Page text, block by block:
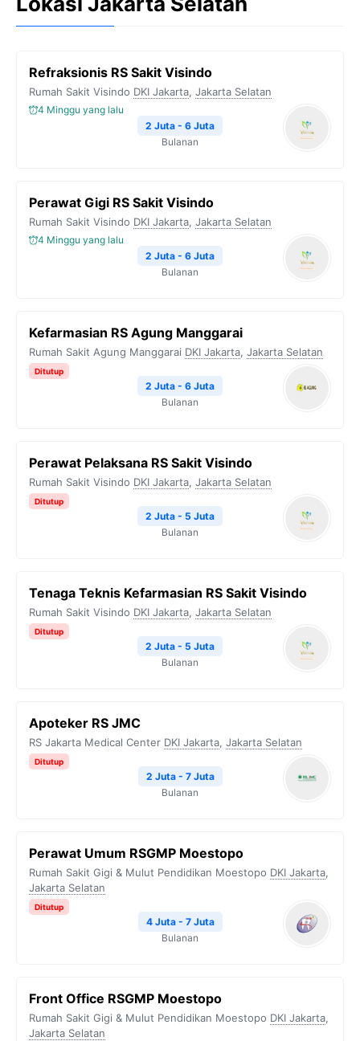
Refraksionis RS Sakit Visindo
Rumah Sakit Visindo DKI Jakarta, Jakarta Selatan
4 Minggu yang lalu
2 Juta - 6 Juta
Bulanan
Perawat Gigi RS Sakit Visindo
Rumah Sakit Visindo DKI Jakarta, Jakarta Selatan
4 Minggu yang lalu
2 Juta - 6 Juta
Bulanan
Kefarmasian RS Agung Manggarai
Rumah Sakit Agung Manggarai DKI Jakarta, Jakarta Selatan
Ditutup
2 Juta - 6 Juta
Bulanan
Perawat Pelaksana RS Sakit Visindo
Rumah Sakit Visindo DKI Jakarta, Jakarta Selatan
Ditutup
2 Juta - 5 Juta
Bulanan
Tenaga Teknis Kefarmasian RS Sakit Visindo
Rumah Sakit Visindo DKI Jakarta, Jakarta Selatan
Ditutup
2 Juta - 5 Juta
Bulanan
Apoteker RS JMC
RS Jakarta Medical Center DKI Jakarta, Jakarta Selatan
Ditutup
2 Juta - 7 Juta
Bulanan
Perawat Umum RSGMP Moestopo
Rumah Sakit Gigi & Mulut Pendidikan Moestopo DKI Jakarta,
Jakarta Selatan
Ditutup
4 Juta - 7 Juta
Bulanan
Front Office RSGMP Moestopo
Rumah Sakit Gigi & Mulut Pendidikan Moestopo DKI Jakarta,
Jakarta Selatan